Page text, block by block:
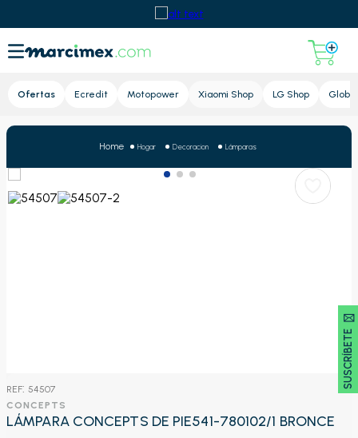
Ofertas Ecredit Motopower Xiaomi Shop LG Shop Global
SUSCRÍBETE 🖂
Hogar Decoracion Lámparas
: 54507
CONCEPTS
LÁMPARA CONCEPTS DE PIE541-780102/1 BRONCE